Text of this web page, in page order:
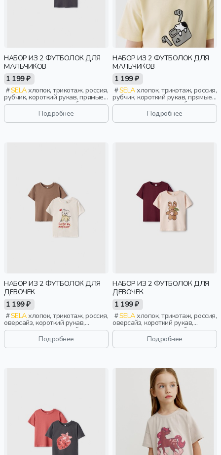
НАБОР ИЗ 2 ФУТБОЛОК ДЛЯ
МАЛЬЧИКОВ
1 199 ₽
SELAхлопок, трикотаж, россия,
рубчик, короткий рукав, прямые,
короткие, однотон, свободные,
принт, вырез, круглый вырез,
повседневный, мальчики, дети
Подробнее
НАБОР ИЗ 2 ФУТБОЛОК ДЛЯ
МАЛЬЧИКОВ
1 199 ₽
SELAхлопок, трикотаж, россия,
рубчик, короткий рукав, прямые,
короткие, однотон, свободные,
принт, вырез, круглый вырез,
повседневный, мальчики, дети
Подробнее
НАБОР ИЗ 2 ФУТБОЛОК ДЛЯ
ДЕВОЧЕК
1 199 ₽
SELAхлопок, трикотаж, россия,
оверсайз, короткий рукав,
короткие, однотон, свободные,
принт, вырез, круглый вырез,
девочки, детиПодробнее
НАБОР ИЗ 2 ФУТБОЛОК ДЛЯ
ДЕВОЧЕК
1 199 ₽
SELAхлопок, трикотаж, россия,
оверсайз, короткий рукав,
короткие, однотон, свободные,
принт, вырез, круглый вырез,
девочки, детиПодробнее